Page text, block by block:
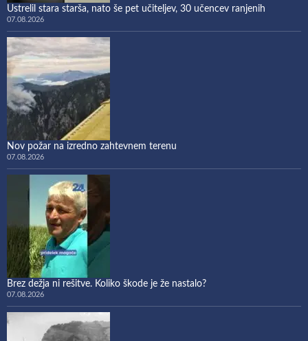
Ustrelil stara starša, nato še pet učiteljev, 30 učencev ranjenih
07.08.2026
Nov požar na izredno zahtevnem terenu
07.08.2026
Brez dežja ni rešitve. Koliko škode je že nastalo?
07.08.2026